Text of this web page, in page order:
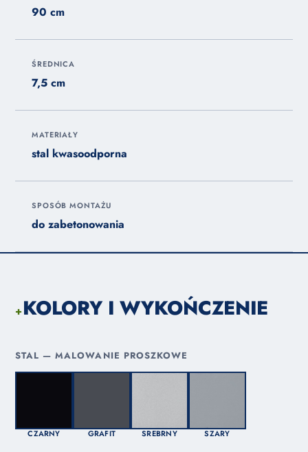
90 cm
ŚREDNICA
7,5 cm
MATERIAŁY
stal kwasoodporna
SPOSÓB MONTAŻU
do zabetonowania
+KOLORY I WYKOŃCZENIE
STAL — MALOWANIE PROSZKOWE
CZARNY GRAFIT SREBRNY SZARY